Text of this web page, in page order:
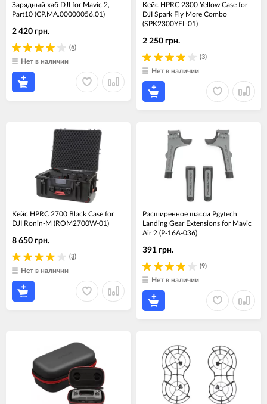
Зарядный хаб DJI for Mavic 2,
Part10 (CP.MA.00000056.01)
(6)
2 420 грн.
Нет в наличии
Кейс HPRC 2300 Yellow Case for
DJI Spark Fly More Combo
(SPK2300YEL-01)
(3)
2 250 грн.
Нет в наличии
Кейс HPRC 2700 Black Case for
DJI Ronin-M (ROM2700W-01)
(3)
8 650 грн.
Нет в наличии
Расширенное шасси Pgytech
Landing Gear Extensions for Mavic
Air 2 (P-16A-036)
(9)
391 грн.
Нет в наличии